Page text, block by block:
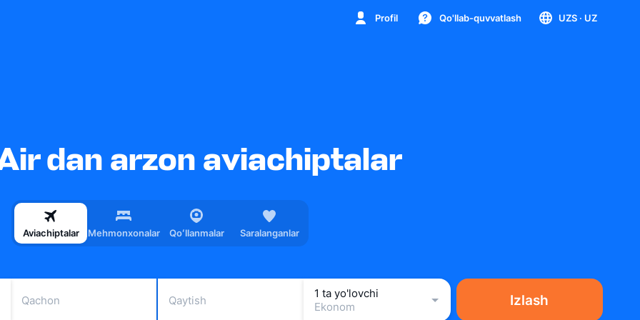
Profil Qo'llab-quvvatlash UZS · UZ
dan arzon aviachiptalar
Aviachiptalar Mehmonxonalar Qoʻllanmalar Saralanganlar
Qachon Qaytish
1 ta yo'lovchi
Ekonom
Izlash